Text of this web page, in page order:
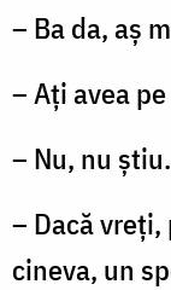
– Ba da, aș
– Ați avea
– Nu, nu
– Dacă vreți,
cineva, un